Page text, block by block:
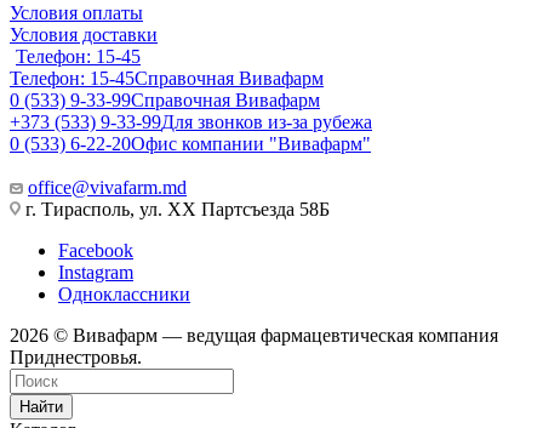
Условия оплаты
Условия доставки
Телефон: 15-45
Телефон: 15-45Справочная Вивафарм
0 (533) 9-33-99Справочная Вивафарм
+373 (533) 9-33-99Для звонков из-за рубежа
0 (533) 6-22-20Офис компании "Вивафарм"
office@vivafarm.md
г. Тирасполь, ул. ХХ Партсъезда 58Б
Facebook
Instagram
Одноклассники
2026 © Вивафарм — ведущая фармацевтическая компания
Приднестровья.
Найти